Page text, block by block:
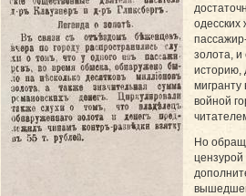
одесских
золота, и
историю,
мигранту
войной
Но